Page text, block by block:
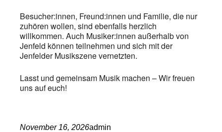
Besucher:innen, Freund:innen und Familie, die nur
zuhören wollen, sind ebenfalls herzlich
willkommen. Auch Musiker:innen außerhalb von
Jenfeld können teilnehmen und sich mit der
Jenfelder Musikszene vernetzten.
Lasst und gemeinsam Musik machen – Wir freuen
uns auf euch!
November 16, 2026admin